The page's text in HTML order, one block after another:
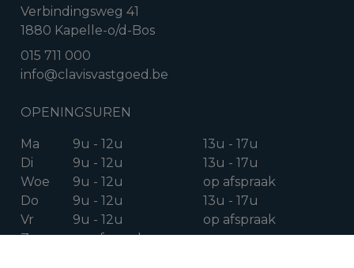
Verbindingsweg 41
1880 Kapelle-o/d-Bos
015 711 000
info@clavisvastgoed.be
OPENINGSUREN
Ma 9u - 12u
13u - 17u
Di
9u - 12u
13u - 17u
Woe
9u - 12u
op afspraak
Do
9u - 12u
13u - 17u
Vr
9u - 12u
op afspraak
Za
op afspraak